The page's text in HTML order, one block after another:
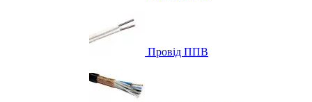
Провід ППВ